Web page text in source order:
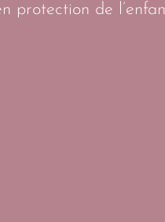
protection de